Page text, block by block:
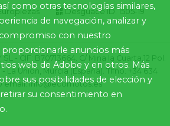
Desguace ID. 1505-19
- CIF: B70713664. C/ Mina la Cuarta,12 Pol.
La Union, Murcia (España). Tlfno. +34 634
email: info@ecomotos.es
como otras tecnologías similares,
de navegación, analizar y
con nuestro
anuncios más
web de Adobe y en otros. Más
sus posibilidades de elección y
su consentimiento en